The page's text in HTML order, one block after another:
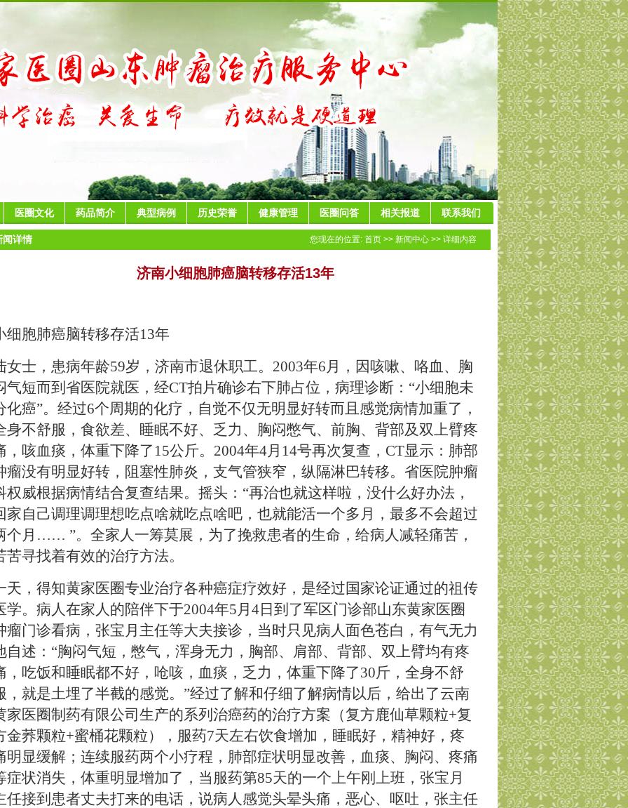
医圈文化 药品简介 典型病例 历史荣誉 健康管理 医圈问答 相关报道 联系我们
您现在的位置: 首页 >> 新闻中心 >> 详细内容
闻详情
济南小细胞肺癌脑转移存活13年
细胞肺癌脑转移存活13年
女士，患病年龄59岁，济南市退休职工。 2003年6月，因咳嗽、咯血、胸
气短而到省医院就医，经CT拍片确诊右下肺占位，病理诊断： “小细胞未
化癌”。经过6个周期的化疗，自觉不仅无明显好转而且感觉病情加重了，
身不舒服，食欲差、睡眠不好、乏力、胸闷憋气、前胸、背部及双上臂疼
，咳血痰，体重下降了 15公斤。 2004年4月 14号再次复查， CT显示：肺部
瘤没有明显好转，阻塞性肺炎，支气管狭窄，纵隔淋巴转移。省医院肿瘤
权威根据病情结合复查结果。摇头： “再治也就这样啦，没什么好办法，
家自己调理调理想吃点啥就吃点啥吧，也就能活一个多月，最多不会超过
个月…… ”。全家人一筹莫展，为了挽救患者的生命，给病人减轻痛苦，
苦寻找着有效的治疗方法。
天，得知黄家医圈专业治疗各种癌症疗效好，是经过国家论证通过的祖传
学。病人在家人的陪伴下于2004年5月4日到了军区门诊部山东黄家医圈
瘤门诊看病，张宝月主任等大夫接诊，当时只见病人面色苍白，有气无力
自述： “胸闷气短，憋气，浑身无力，胸部、肩部、背部、双上臂均有疼
，吃饭和睡眠都不好，呛咳，血痰，乏力，体重下降了30斤，全身不舒
，就是土埋了半截的感觉。 ”经过了解和仔细了解病情以后，给出了云南
家医圈制药有限公司生产的系列治癌药的治疗方案（复方鹿仙草颗粒+复
金荞颗粒+蜜桶花颗粒）， 服药7天左右饮食增加，睡眠好，精神好，疼
明显缓解；连续服药两个小疗程，肺部症状明显改善，血痰、胸闷、疼痛
症状消失，体重明显增加了，当服药第85天的一个上午刚上班，张宝月
任接到患者丈夫打来的电话，说病人感觉头晕头痛，恶心、呕吐，张主任